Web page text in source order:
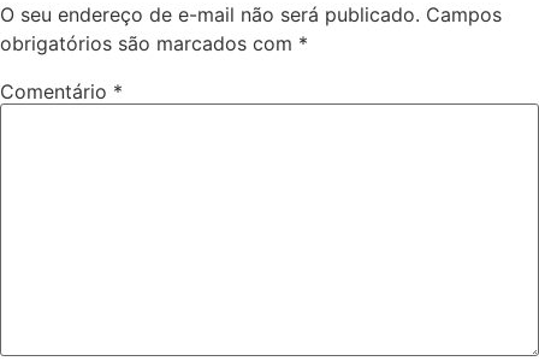
O seu endereço de e-mail não será publicado. Campos
obrigatórios são marcados com *
Comentário *